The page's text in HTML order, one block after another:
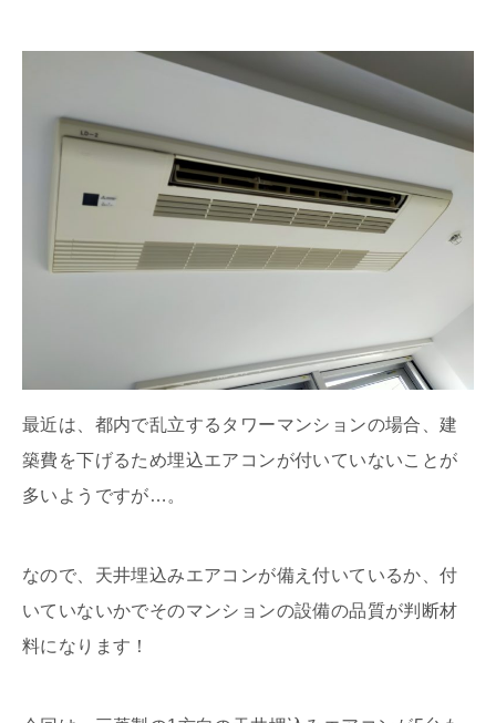
最近は、都内で乱立するタワーマンションの場合、建
築費を下げるため埋込エアコンが付いていないことが
多いようですが…。
なので、天井埋込みエアコンが備え付いているか、付
いていないかでそのマンションの設備の品質が判断材
料になります！